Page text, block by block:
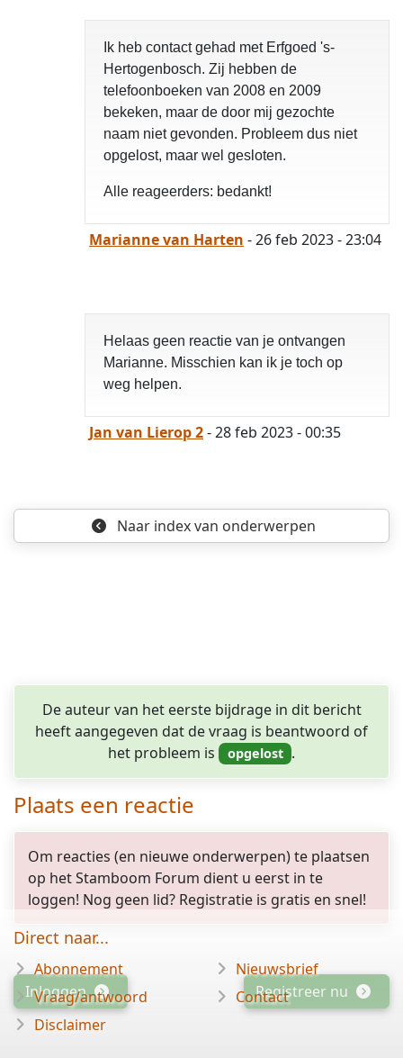
Ik heb contact gehad met Erfgoed 's-
Hertogenbosch. Zij hebben de
telefoonboeken van 2008 en 2009
bekeken, maar de door mij gezochte
naam niet gevonden. Probleem dus niet
opgelost, maar wel gesloten.
Alle reageerders: bedankt!
Marianne van Harten - 26 feb 2023 - 23:04
Helaas geen reactie van je ontvangen
Marianne. Misschien kan ik je toch op
weg helpen.
Jan van Lierop 2- 28 feb 2023 - 00:35
Naar indexvan onderwerpen
De auteur van het eerste bijdrage in dit bericht
heeft aangegeven dat de vraag is beantwoord of
het probleem is
.
Plaats een reactie
Om reacties (en nieuwe onderwerpen) te plaatsen
op het Stamboom Forum dient u eerst in te
loggen! Nog geen lid? Registratie is gratis en snel!
Inloggen Registreer nu
Direct naar...
Abonnement
Vraag/antwoord
Disclaimer
Nieuwsbrief
Contact